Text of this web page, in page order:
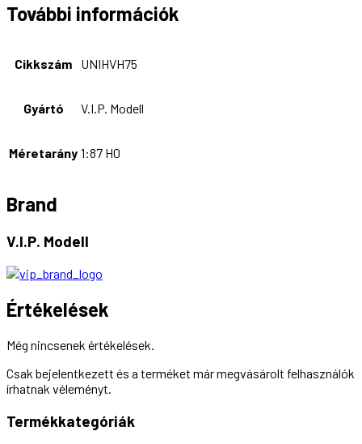
További információk
Cikkszám UNIHVH75
Gyártó V.I.P. Modell
Méretarány 1:87 H0
Brand
V.I.P. Modell
Értékelések
Még nincsenek értékelések.
Csak bejelentkezett és a terméket már megvásárolt felhasználók
írhatnak véleményt.
Termékkategóriák